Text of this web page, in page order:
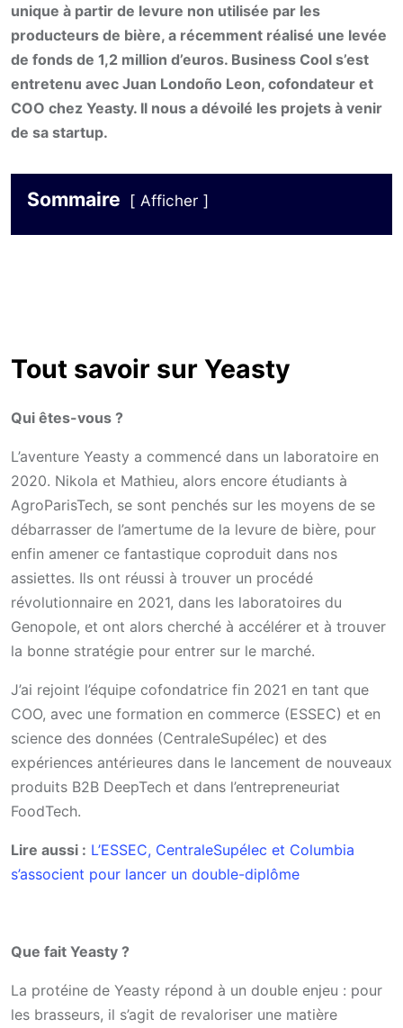
unique à partir de levure non utilisée par les
producteurs de bière, a récemment réalisé une levée
de fonds de 1,2 million d’euros. Business Cool s’est
entretenu avec Juan Londoño Leon, cofondateur et
COO chez Yeasty. Il nous a dévoilé les projets à venir
de sa startup.
Sommaire Afficher
Tout savoir sur Yeasty
Qui êtes-vous ?
L’aventure Yeasty a commencé dans un laboratoire en
2020. Nikola et Mathieu, alors encore étudiants à
AgroParisTech, se sont penchés sur les moyens de se
débarrasser de l’amertume de la levure de bière, pour
enfin amener ce fantastique coproduit dans nos
assiettes. Ils ont réussi à trouver un procédé
révolutionnaire en 2021, dans les laboratoires du
Genopole, et ont alors cherché à accélérer et à trouver
la bonne stratégie pour entrer sur le marché.
J’ai rejoint l’équipe cofondatrice fin 2021 en tant que
COO, avec une formation en commerce (ESSEC) et en
science des données (CentraleSupélec) et des
expériences antérieures dans le lancement de nouveaux
produits B2B DeepTech et dans l’entrepreneuriat
FoodTech.
Lire aussi : L’ESSEC, CentraleSupélec et Columbia
s’associent pour lancer un double-diplôme
Que fait Yeasty ?
La protéine de Yeasty répond à un double enjeu : pour
les brasseurs, il s’agit de revaloriser une matière